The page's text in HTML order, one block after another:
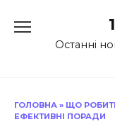
до
Останні
ГОЛОВНА » ЩО
ЕФЕКТИВНІ ПОРАДИ